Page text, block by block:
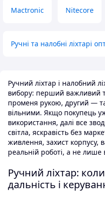
Ручний ліхтар і налобний
вибору: перший важливий
променя рукою, другий —
вільними. Якщо покупець
використання, далі все
світла, яскравість без
живлення, захист корпусу,
реальній роботі, а не лише
Ручний ліхтар:
дальність і
так часто й трапляється.
довгоживуча, роблю
класна. Не пробка "як у
різьбове закриття
реально живучий підхід
від інших.
Недоліки
Якби був легший грамів
б добре. Але вага
справляється, її
ліхтарях, в т ч краще ніж
Mactronic Nitecore
Ручні та налобні ліхтарі